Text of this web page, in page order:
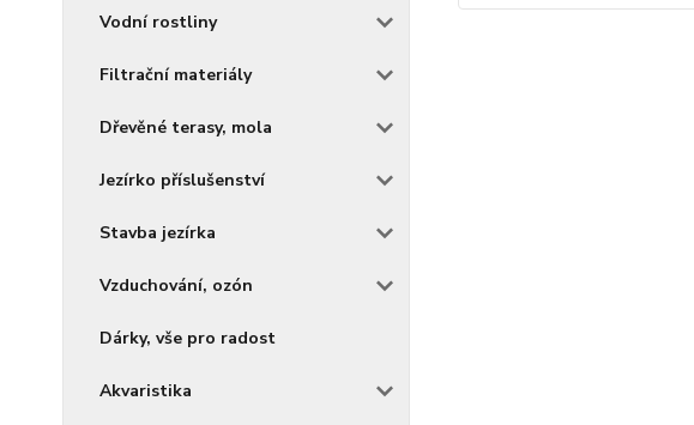
Vodní rostliny
Filtrační materiály
Dřevěné terasy, mola
Jezírko příslušenství
Stavba jezírka
Vzduchování, ozón
Dárky, vše pro radost
Akvaristika